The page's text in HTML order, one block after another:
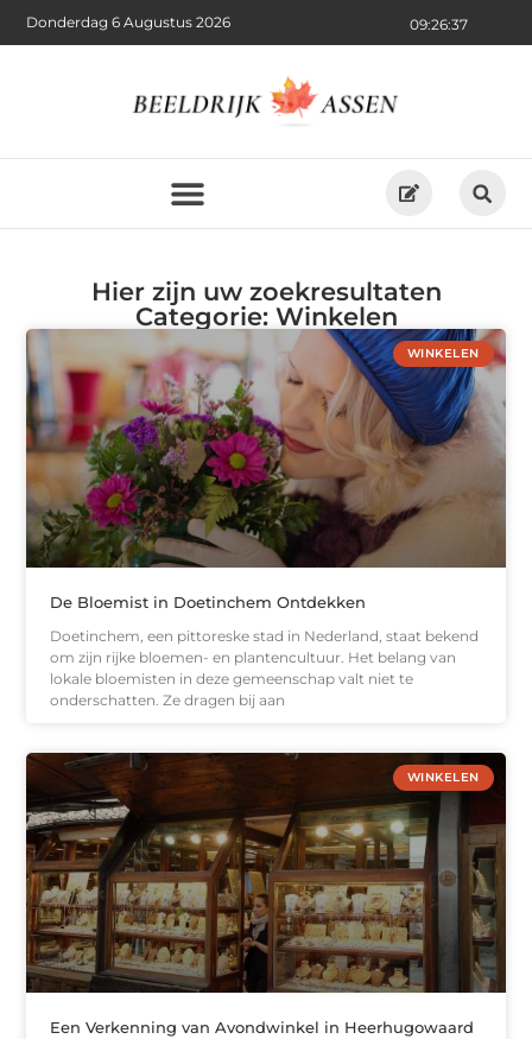
09:26:40
Donderdag 6 Augustus 2026
Hier zijn uw zoekresultaten
Categorie: Winkelen
WINKELEN
De Bloemist in Doetinchem Ontdekken
Doetinchem, een pittoreske stad in Nederland, staat bekend
om zijn rijke bloemen- en plantencultuur. Het belang van
lokale bloemisten in deze gemeenschap valt niet te
onderschatten. Ze dragen bij aan
WINKELEN
Een Verkenning van Avondwinkel in Heerhugowaard